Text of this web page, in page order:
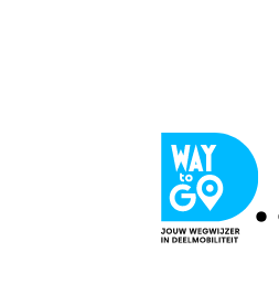
Vorige